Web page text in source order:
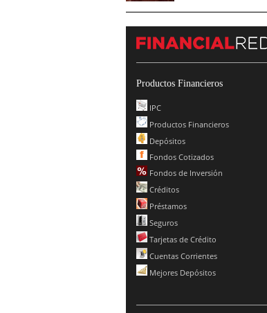
Productos Financieros
IPC
Productos Financieros
Depósitos
Fondos Cotizados
Fondos de Inversión
Créditos
Préstamos
Seguros
Tarjetas de Crédito
Cuentas Corrientes
Mejores Depósitos